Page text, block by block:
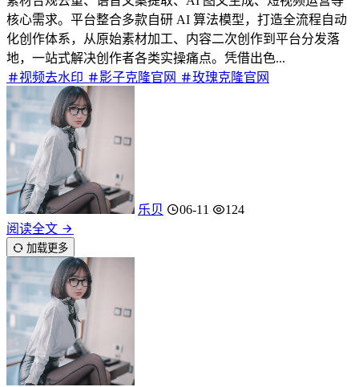
核心需求。平台整合多款自研 AI 算法模型，打造全流程自动
化创作体系，从原始素材加工、内容二次创作到平台分发落
地，一站式解决创作者各类实操痛点。凭借出色...
视频去水印
影子克隆官网 玫瑰克隆官网
乐贝 06-11
124
阅读全文
加载更多